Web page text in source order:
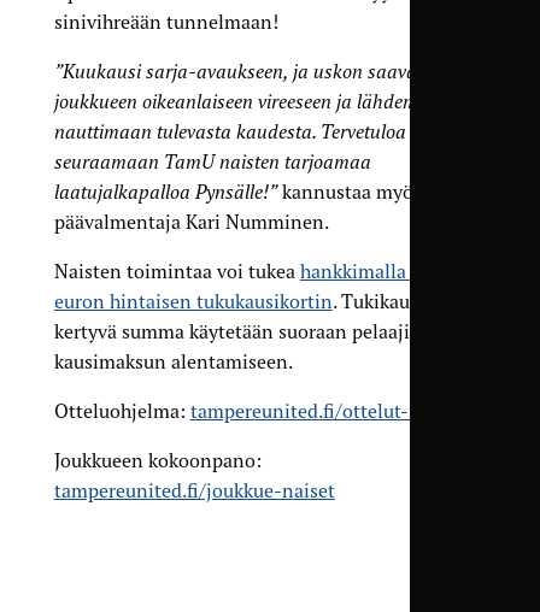
sinivihreään tunnelmaan!
”Kuukausi sarja-avaukseen, ja uskon saavamme
joukkueen oikeanlaiseen vireeseen ja lähdemme
nauttimaan tulevasta kaudesta. Tervetuloa
seuraamaan TamU naisten tarjoamaa
laatujalkapalloa Pynsälle!”kannustaa myös
päävalmentaja Kari Numminen.
Naisten toimintaa voi tukea hankkimalla 20
euron hintaisen tukukausikortin. Tukikausareista
kertyvä summa käytetään suoraan pelaajien
kausimaksun alentamiseen.
Otteluohjelma: tampereunited.fi/ottelut-naiset
Joukkueen kokoonpano:
tampereunited.fi/joukkue-naiset